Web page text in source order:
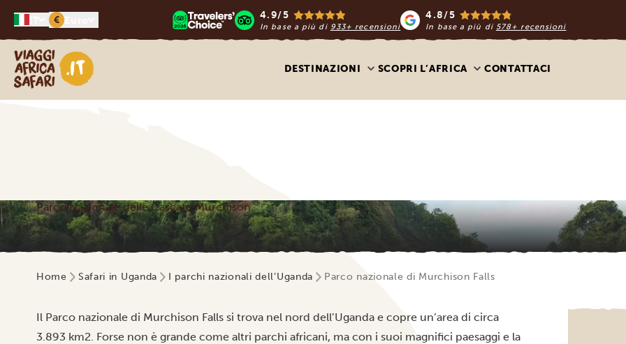
€ 4.9/5
In base a più di 933+ recensioni
4.8/5
In base a più di 578+ recensioni
Viaggi Africa Safari
DESTINAZIONI SCOPRI L’AFRICA CONTATTACI
Parco Nazionale delle Cascate Murchison
Home Safari in Uganda I parchi nazionali dell’Uganda Parco nazionale di Murchison Falls
Il Parco nazionale di Murchison Falls si trova nel nord dell’Uganda e copre un’area di circa
3.893 km2. Forse non è grande come altri parchi africani, ma con i suoi magnifici paesaggi e la